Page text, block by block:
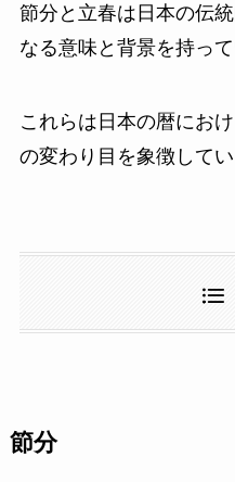
節分と立春は日本の伝
なる意味と背景を持って
これらは日本の暦にお
の変わり目を象徴してい
節分